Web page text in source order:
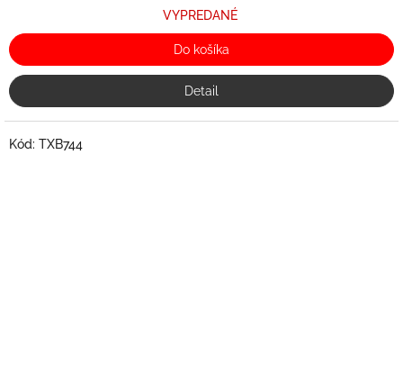
VYPREDANÉ
Do košíka
Detail
Kód: TXB744